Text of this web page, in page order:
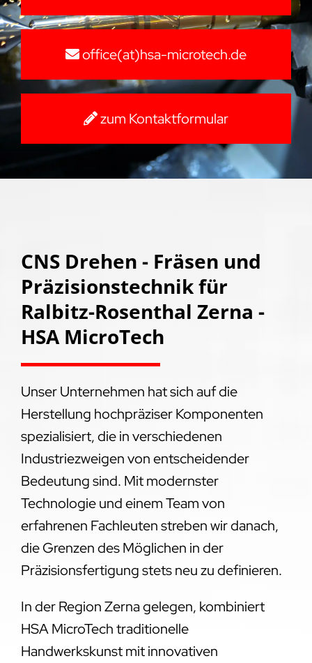
office(at)hsa-microtech.de
zum Kontaktformular
CNS Drehen - Fräsen und
Präzisionstechnik für
Ralbitz-Rosenthal Zerna -
HSA MicroTech
Unser Unternehmen hat sich auf die
Herstellung hochpräziser Komponenten
spezialisiert, die in verschiedenen
Industriezweigen von entscheidender
Bedeutung sind. Mit modernster
Technologie und einem Team von
erfahrenen Fachleuten streben wir danach,
die Grenzen des Möglichen in der
Präzisionsfertigung stets neu zu definieren.
In der Region Zerna gelegen, kombiniert
HSA MicroTech traditionelle
Handwerkskunst mit innovativen